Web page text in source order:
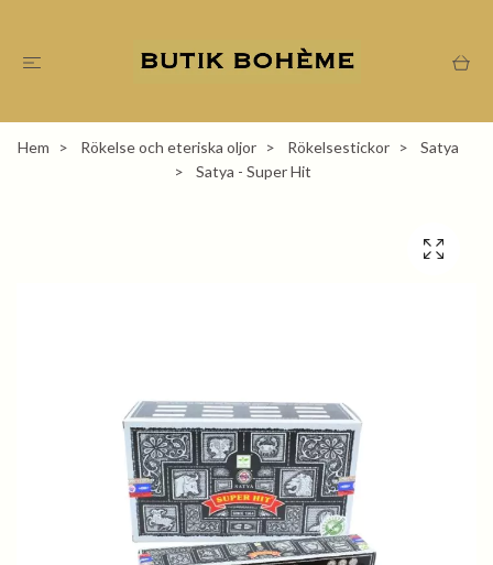
Hem Rökelse och eteriska oljor Rökelsestickor
Satya
Satya - Super Hit